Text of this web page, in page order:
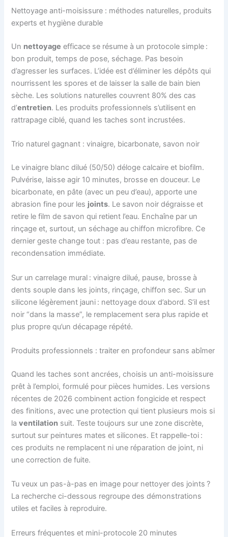
Nettoyage anti-moisissure : méthodes naturelles, produits
experts et hygiène durable
Un nettoyage efficace se résume à un protocole simple :
bon produit, temps de pose, séchage. Pas besoin
d’agresser les surfaces. L’idée est d’éliminer les dépôts qui
nourrissent les spores et de laisser la salle de bain bien
sèche. Les solutions naturelles couvrent 80% des cas
d’entretien. Les produits professionnels s’utilisent en
rattrapage ciblé, quand les taches sont incrustées.
Trio naturel gagnant : vinaigre, bicarbonate, savon noir
Le vinaigre blanc dilué (50/50) déloge calcaire et biofilm.
Pulvérise, laisse agir 10 minutes, brosse en douceur. Le
bicarbonate, en pâte (avec un peu d’eau), apporte une
abrasion fine pour les joints. Le savon noir dégraisse et
retire le film de savon qui retient l’eau. Enchaîne par un
rinçage et, surtout, un séchage au chiffon microfibre. Ce
dernier geste change tout : pas d’eau restante, pas de
recondensation immédiate.
Sur un carrelage mural : vinaigre dilué, pause, brosse à
dents souple dans les joints, rinçage, chiffon sec. Sur un
silicone légèrement jauni : nettoyage doux d’abord. S’il est
noir “dans la masse”, le remplacement sera plus rapide et
plus propre qu’un décapage répété.
Produits professionnels : traiter en profondeur sans abîmer
Quand les taches sont ancrées, choisis un anti-moisissure
prêt à l’emploi, formulé pour pièces humides. Les versions
récentes de 2026 combinent action fongicide et respect
des finitions, avec une protection qui tient plusieurs mois si
laventilation suit. Teste toujours sur une zone discrète,
surtout sur peintures mates et silicones. Et rappelle-toi :
ces produits ne remplacent ni une réparation de joint, ni
une correction de fuite.
Tu veux un pas-à-pas en image pour nettoyer des joints ?
La recherche ci-dessous regroupe des démonstrations
utiles et faciles à reproduire.
Erreurs fréquentes et mini-protocole 20 minutes